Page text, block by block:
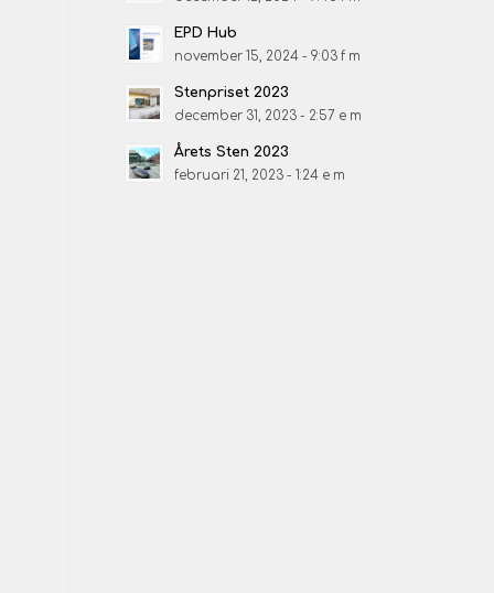
EPD Hub
november 15, 2024 - 9:03 f m
Stenpriset 2023
december 31, 2023 - 2:57 e m
Årets Sten 2023
februari 21, 2023 - 1:24 e m